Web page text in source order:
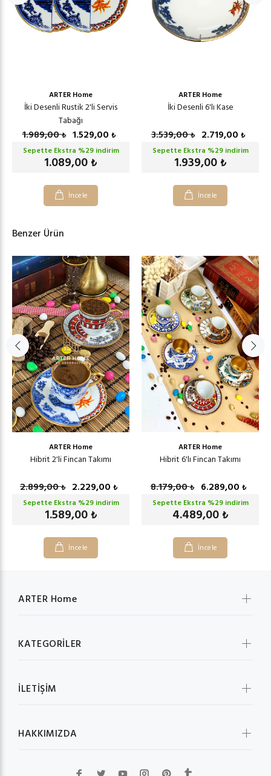
ARTER Home
İki Desenli Rustik 2'li Servis
Tabağı
1.989,00₺ 1.529,00 ₺
Sepette Ekstra %29indirim
1.089,00 ₺
İncele
ARTER Home
İki Desenli 6'lı Kase
3.539,00₺ 2.719,00 ₺
Sepette Ekstra %29indirim
1.939,00 ₺
İncele
Benzer Ürün
ARTER Home
Hibrit 2'li Fincan Takımı
2.899,00₺ 2.229,00 ₺
Sepette Ekstra %29indirim
1.589,00 ₺
İncele
ARTER Home
Hibrit 6'lı Fincan Takımı
8.179,00₺ 6.289,00 ₺
Sepette Ekstra %29indirim
4.489,00 ₺
İncele
ARTER Home
KATEGORİLER
İLETİŞİM
HAKKIMIZDA